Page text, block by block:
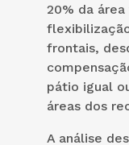
20% da
frontais,
pátio igual
áreas dos
A análise